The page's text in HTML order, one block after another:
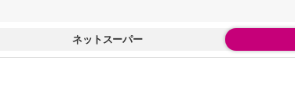
ネットスーパー